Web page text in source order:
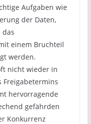
Aufgaben wie
der Daten,
das
einem Bruchteil
werden.
nicht wieder in
Freigabetermins
hervorragende
gefährden
Konkurrenz